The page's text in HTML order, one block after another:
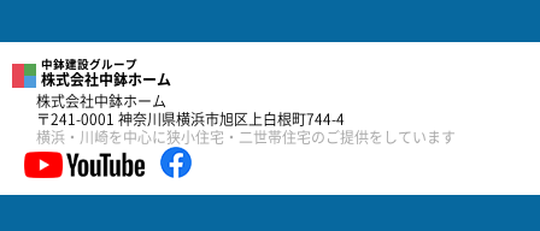
中鉢建設グループ
株式会社中鉢ホーム
株式会社中鉢ホーム
〒241-0001 神奈川県横浜市旭区上白根町744-4
横浜・川崎を中心に狭小住宅・二世帯住宅のご提供をしています